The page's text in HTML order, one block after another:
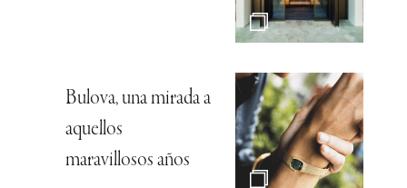
Bulova, una mirada a
aquellos
maravillosos años